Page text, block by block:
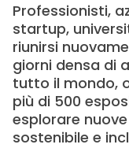
Professionisti,
startup,
riunirsi
giorni densa di
tutto il mondo,
più di 500
esplorare
sostenibile e